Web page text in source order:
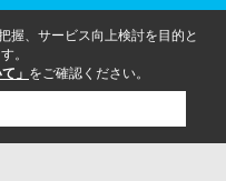
握、サービス向上検討を目的と
。
」 をご確認ください。